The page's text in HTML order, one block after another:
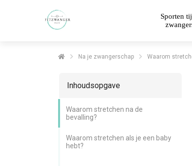
Sporten
Na je zwangerschap Waarom
Inhoudsopgave
Waarom stretchen na de
bevalling?
Waarom stretchen als je een baby
hebt?